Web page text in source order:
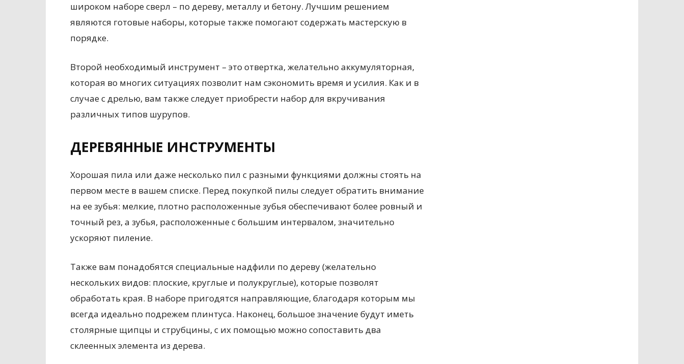
широком наборе сверл – по дереву, металлу и бетону. Лучшим решением
являются готовые наборы, которые также помогают содержать мастерскую в
порядке.
Второй необходимый инструмент – это отвертка, желательно аккумуляторная,
которая во многих ситуациях позволит нам сэкономить время и усилия. Как и в
случае с дрелью, вам также следует приобрести набор для вкручивания
различных типов шурупов.
ДЕРЕВЯННЫЕ ИНСТРУМЕНТЫ
Хорошая пила или даже несколько пил с разными функциями должны стоять на
первом месте в вашем списке. Перед покупкой пилы следует обратить внимание
на ее зубья: мелкие, плотно расположенные зубья обеспечивают более ровный и
точный рез, а зубья, расположенные с большим интервалом, значительно
ускоряют пиление.
Также вам понадобятся специальные надфили по дереву (желательно
нескольких видов: плоские, круглые и полукруглые), которые позволят
обработать края. В наборе пригодятся направляющие, благодаря которым мы
всегда идеально подрежем плинтуса. Наконец, большое значение будут иметь
столярные щипцы и струбцины, с их помощью можно сопоставить два
склеенных элемента из дерева.